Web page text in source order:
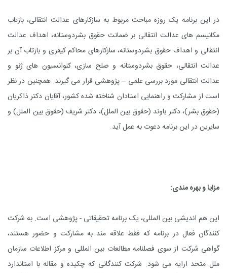
در این برنامه یک روزه مباحث مربوط به سازکارهای عدالت انتقالی، بازتاب
مکانیسم های عدالت انتقالی بر ضمانت حقوق بشردوستانه، اهداف عدالت
انتقالی و اهداف حقوق بشردوستانه، سازکارهای محاکم کیفری و بازتاب آن بر
عدالت انتقالی، حقوق بشردوستانه و صلح سازی، کنوانسیون های ژنو و
عدالت انتقالی مورد بررسی علمی – پژوهشی قرار می گیرند. همچنین در نظر
است از مشارکت و راهنمایی استادان شناخته شده کشور، آقایان دکتر ذاکریان
(حقوق بشر)، دکتر باوند (حقوق بین الملل)، دکتر شریف (حقوق بین الملل) و
سایرین در این برنامه دعوت به عمل آید.
مزایا و بهره مندی:
این هم اندیشی بین المللی، یک برنامه تحقیقاتی - پژوهشی است. به شرکت
کنندگان فعال در برنامه که فقط علاقه مند به مشارکت و حضور هستند،
گواهی شرکت از سوی فصلنامه مطالعات بین المللی و مرکز اطلاعات سازمان
ملل متحد ارایه می شود. شرکت کنندگانی که چکیده و مقاله با استاندارد